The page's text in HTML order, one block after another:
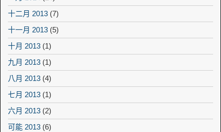
十二月 2013 (7)
十一月 2013 (5)
十月 2013 (1)
九月 2013 (1)
八月 2013 (4)
七月 2013 (1)
六月 2013 (2)
可能 2013 (6)